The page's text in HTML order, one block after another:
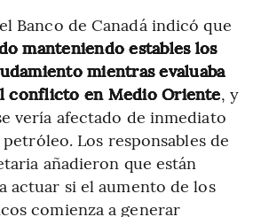
Banco de Canadá indicó que
manteniendo estables los
mientras evaluaba
conflicto en Medio Oriente, y
vería afectado de inmediato
Los responsables de
añadieron que están
actuar si el aumento de los
comienza a generar